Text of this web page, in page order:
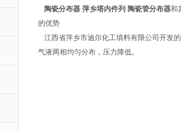
陶瓷分布器 萍乡塔内件列 陶瓷管分布器和
的优势
江西省萍乡市迪尔化工填料有限公司开发的
气液两相均匀分布，压力降低。